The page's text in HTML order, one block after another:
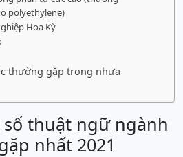
polyethylene)
Hoa Kỳ
thường gặp trong nhựa
thuật ngữ ngành
nhất 2021